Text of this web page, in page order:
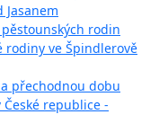
Jasanem
rodin
rodiny ve Špindlerově
přechodnou dobu
republice -